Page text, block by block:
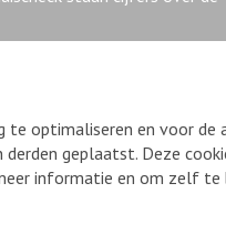
optimaliseren en voor de
geplaatst. Deze
informatie en om zelf